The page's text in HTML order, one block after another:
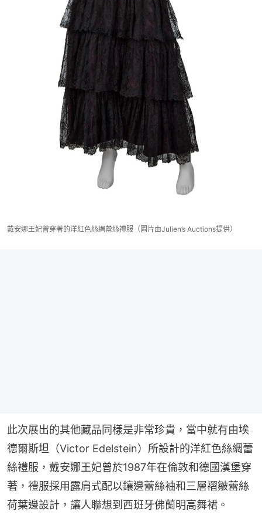
戴安娜王妃曾穿著的洋紅色絲綢蕾絲禮服（圖片由Julien’s Auctions提供）
此次展出的其他藏品同樣是非常珍貴，當中就有由埃
德爾斯坦（Victor Edelstein）所設計的洋紅色絲綢蕾
絲禮服，戴安娜王妃曾於1987年在倫敦和德國漢堡穿
著，禮服採用露肩式配以鑲邊蕾絲袖和三層褶皺蕾絲
荷葉邊設計，讓人聯想到西班牙佛蘭明高舞裙。